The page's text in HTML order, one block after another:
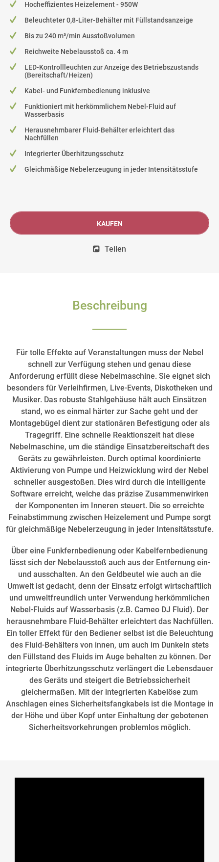
Hocheffizientes Heizelement - 950W
Beleuchteter 0,8-Liter-Behälter mit Füllstandsanzeige
Bis zu 240 m³/min Ausstoßvolumen
Reichweite Nebelausstoß ca. 4 m
LED-Kontrollleuchten zur Anzeige des Betriebszustands
(Bereitschaft/Heizen)
Kabel- und Funkfernbedienung inklusive
Funktioniert mit herkömmlichem Nebel-Fluid auf
Wasserbasis
Herausnehmbarer Fluid-Behälter erleichtert das
Nachfüllen
Integrierter Überhitzungsschutz
Gleichmäßige Nebelerzeugung in jeder Intensitätsstufe
KAUFEN
Teilen
Beschreibung
Für tolle Effekte auf Veranstaltungen muss der Nebel
schnell zur Verfügung stehen und genau diese
Anforderung erfüllt diese Nebelmaschine. Sie eignet sich
besonders für Verleihfirmen, Live-Events, Diskotheken und
Musiker. Das robuste Stahlgehäuse hält auch Einsätzen
stand, wo es einmal härter zur Sache geht und der
Montagebügel dient zur stationären Befestigung oder als
Tragegriff. Eine schnelle Reaktionszeit hat diese
Nebelmaschine, um die ständige Einsatzbereitschaft des
Geräts zu gewährleisten. Durch optimal koordinierte
Aktivierung von Pumpe und Heizwicklung wird der Nebel
schneller ausgestoßen. Dies wird durch die intelligente
Software erreicht, welche das präzise Zusammenwirken
der Komponenten im Inneren steuert. Die so erreichte
Feinabstimmung zwischen Heizelement und Pumpe sorgt
für gleichmäßige Nebelerzeugung in jeder Intensitätsstufe.
Über eine Funkfernbedienung oder Kabelfernbedienung
lässt sich der Nebelausstoß auch aus der Entfernung ein-
und ausschalten. An den Geldbeutel wie auch an die
Umwelt ist gedacht, denn der Einsatz erfolgt wirtschaftlich
und umweltfreundlich unter Verwendung herkömmlichen
Nebel-Fluids auf Wasserbasis (z.B. Cameo DJ Fluid). Der
herausnehmbare Fluid-Behälter erleichtert das Nachfüllen.
Ein toller Effekt für den Bediener selbst ist die Beleuchtung
des Fluid-Behälters von innen, um auch im Dunkeln stets
den Füllstand des Fluids im Auge behalten zu können. Der
integrierte Überhitzungsschutz verlängert die Lebensdauer
des Geräts und steigert die Betriebssicherheit
gleichermaßen. Mit der integrierten Kabelöse zum
Anschlagen eines Sicherheitsfangkabels ist die Montage in
der Höhe und über Kopf unter Einhaltung der gebotenen
Sicherheitsvorkehrungen problemlos möglich.